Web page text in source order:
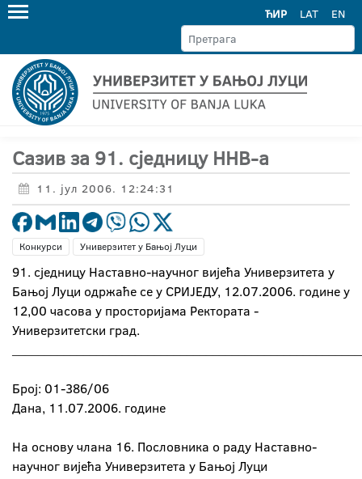
ЋИР LAT EN
Сазив за 91. сједницу ННВ-а
11. јул 2006. 12:24:31
Конкурси Универзитет у Бањој Луци
91. сједницу Наставно-научног вијећа Универзитета у
Бањој Луци одржаће се у СРИЈЕДУ, 12.07.2006. године у
12,00 часова у просторијама Ректората -
Универзитетски град.
Број: 01-386/06
Дана, 11.07.2006. године
На основу члана 16. Пословника о раду Наставно-
научног вијећа Универзитета у Бањој Луци